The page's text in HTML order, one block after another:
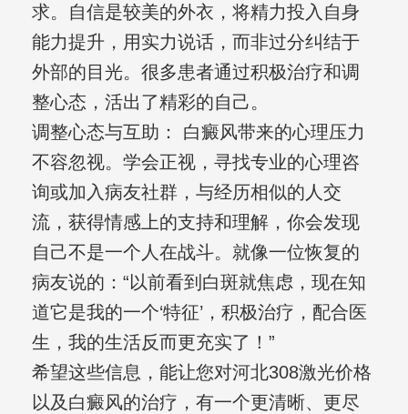
求。自信是较美的外衣，将精力投入自身
能力提升，用实力说话，而非过分纠结于
外部的目光。很多患者通过积极治疗和调
整心态，活出了精彩的自己。
调整心态与互助： 白癜风带来的心理压力
不容忽视。学会正视，寻找专业的心理咨
询或加入病友社群，与经历相似的人交
流，获得情感上的支持和理解，你会发现
自己不是一个人在战斗。就像一位恢复的
病友说的：“以前看到白斑就焦虑，现在知
道它是我的一个‘特征’，积极治疗，配合医
生，我的生活反而更充实了！”
希望这些信息，能让您对河北308激光价格
以及白癜风的治疗，有一个更清晰、更尽